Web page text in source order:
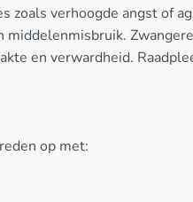
zoals verhoogde angst of
middelenmisbruik.
en verwardheid.
op met: